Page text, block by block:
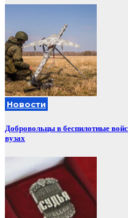
Новости
Добровольцы в беспилотные
вузах